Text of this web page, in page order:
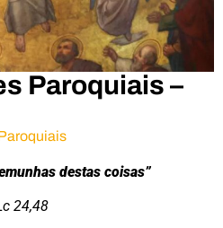
Paroquiais –
destas coisas”
24,48